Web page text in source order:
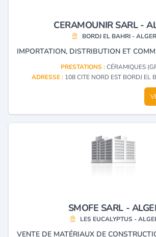
CERAMOUNIR SARL -
BORDJ EL BAHRI - ALGER
PRESTATIONS :CÉRAMIQUES
ADRESSE : 108 CITE NORD EST BORDJ EL
SMOFE SARL -
LES EUCALYPTUS -